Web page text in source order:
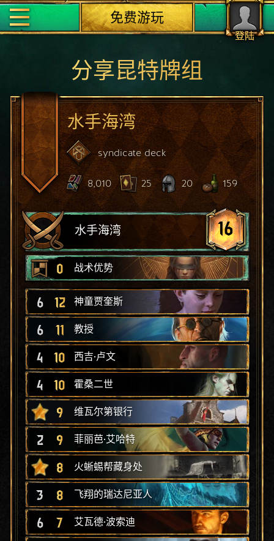
登陆
免费游玩
分享昆特牌组
水手海湾
syndicate deck
8,010 25 20 159
水手海湾 16
0 战术优势
6 12 神童贾奎斯
6 11 教授
4 10 西吉·卢文
4 10 霍桑二世
9 维瓦尔第银行
2 9 菲丽芭·艾哈特
8 火蜥蜴帮藏身处
3 8 飞翔的瑞达尼亚人
6 7 艾瓦德·波索迪